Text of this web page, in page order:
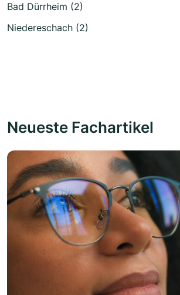
Bad Dürrheim (2)
Niedereschach (2)
Neueste Fachartikel